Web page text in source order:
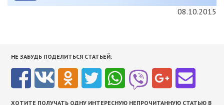
08.10.2015
НЕ ЗАБУДЬ ПОДЕЛИТЬСЯ СТАТЬЕЙ:
ХОТИТЕ ПОЛУЧАТЬ ОДНУ ИНТЕРЕСНУЮ НЕПРОЧИТАННУЮ СТАТЬЮ В